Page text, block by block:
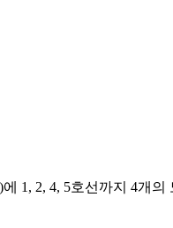
1, 2, 4, 5호선까지 4개